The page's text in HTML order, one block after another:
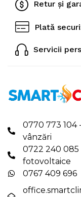
Retur și
Plată
Servicii
0770 773 104
vânzări
0722 240
fotovoltaice
0767 409 696